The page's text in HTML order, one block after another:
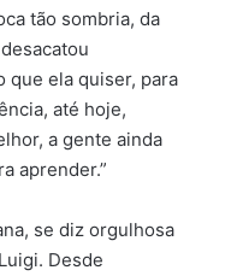
tão sombria, da
que ela quiser, para
até hoje,
a gente ainda
aprender.”
se diz orgulhosa
Desde